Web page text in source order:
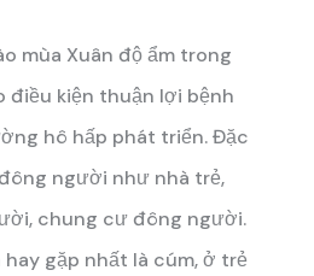
mùa Xuân độ ẩm trong
điều kiện thuận lợi bệnh
hô hấp phát triển. Đặc
người như nhà trẻ,
chung cư đông người.
gặp nhất là cúm, ở trẻ